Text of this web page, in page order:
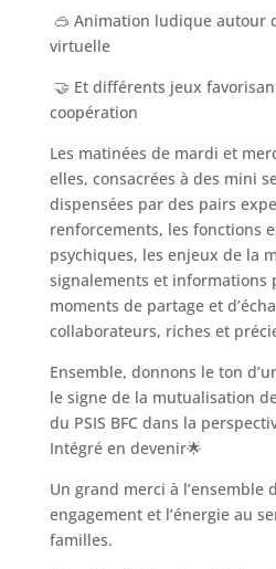
🥽 Animation ludique autour
virtuelle
🤝 Et différents jeux
coopération
Les matinées de mardi et
elles, consacrées à des mini
dispensées par des pairs
renforcements, les fonctions
psychiques, les enjeux de la
signalements et informations
moments de partage et
collaborateurs, riches et
Ensemble, donnons le ton
le signe de la mutualisation
du PSIS BFC dans la
Intégré en devenir🌟
Un grand merci à l’ensemble
engagement et l’énergie au
familles.